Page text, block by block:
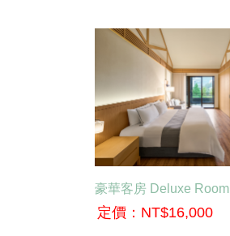
BOOK NOW
豪華客房 Deluxe Room
定價：NT$16,000